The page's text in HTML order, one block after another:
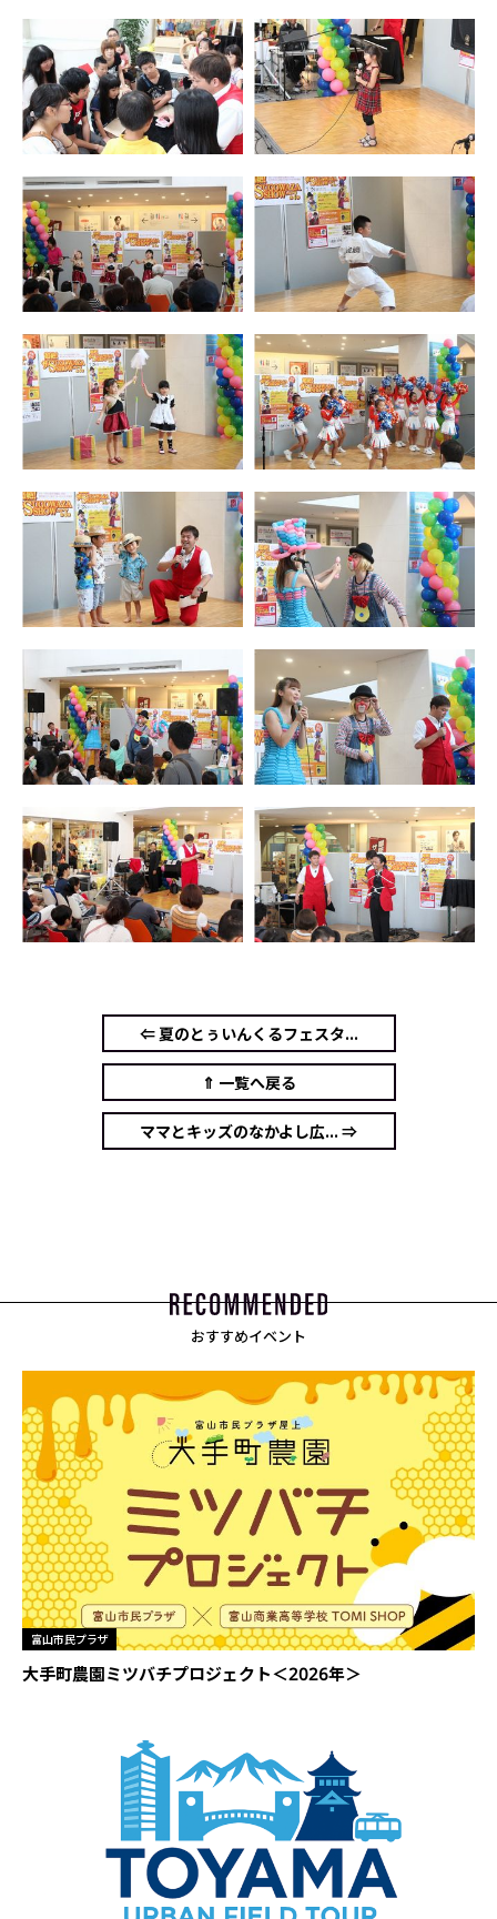
⇐ 夏のとぅいんくるフェスタ...
⇑ 一覧へ戻る
ママとキッズのなかよし広... ⇒
おすすめイベント
富山市民プラザ
大手町農園ミツバチプロジェクト＜2026年＞